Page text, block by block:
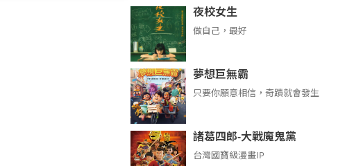
夜校女生
做自己，最好
夢想巨無霸
只要你願意相信，奇蹟就會發生
諸葛四郎-大戰魔鬼黨
台灣國寶級漫畫IP